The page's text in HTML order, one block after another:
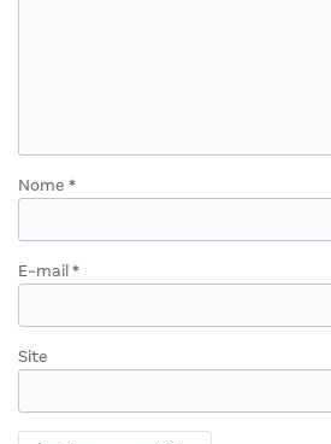
Nome *
E-mail *
Site